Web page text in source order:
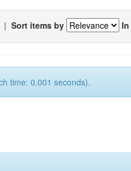
| Sort items by
time: 0.001 seconds).